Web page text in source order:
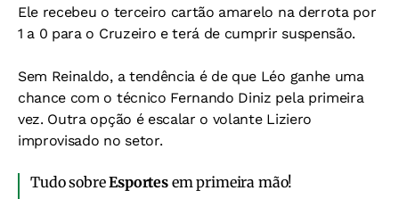
Ele recebeu o terceiro cartão amarelo na derrota por
1 a 0 para o Cruzeiro e terá de cumprir suspensão.
Sem Reinaldo, a tendência é de que Léo ganhe uma
chance com o técnico Fernando Diniz pela primeira
vez. Outra opção é escalar o volante Liziero
improvisado no setor.
Tudo sobreEsportesem primeira mão!